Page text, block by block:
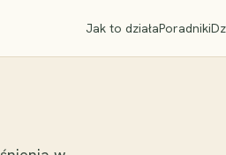
Jak to działaPoradniki